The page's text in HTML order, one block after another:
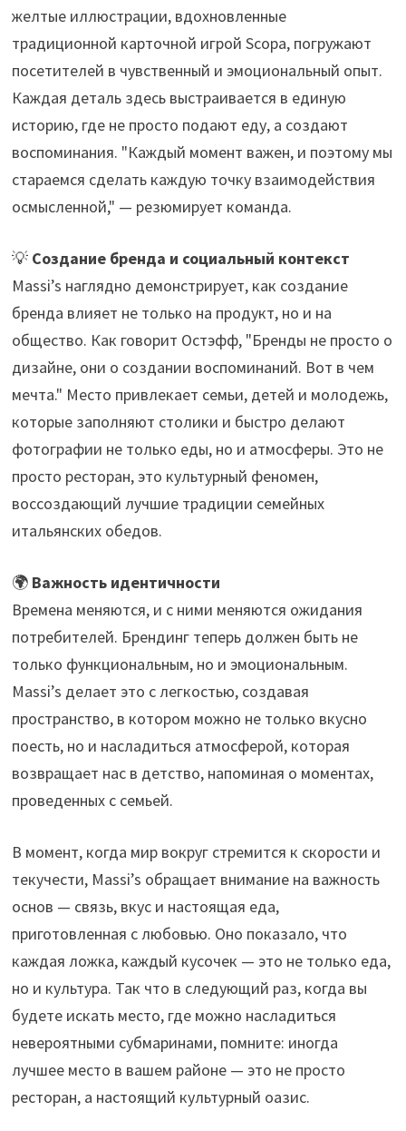
желтые иллюстрации, вдохновленные
традиционной карточной игрой Scopa, погружают
посетителей в чувственный и эмоциональный опыт.
Каждая деталь здесь выстраивается в единую
историю, где не просто подают еду, а создают
воспоминания. "Каждый момент важен, и поэтому мы
стараемся сделать каждую точку взаимодействия
осмысленной," — резюмирует команда.
💡 Создание бренда и социальный контекст
Massi’s наглядно демонстрирует, как создание
бренда влияет не только на продукт, но и на
общество. Как говорит Остэфф, "Бренды не просто о
дизайне, они о создании воспоминаний. Вот в чем
мечта." Место привлекает семьи, детей и молодежь,
которые заполняют столики и быстро делают
фотографии не только еды, но и атмосферы. Это не
просто ресторан, это культурный феномен,
воссоздающий лучшие традиции семейных
итальянских обедов.
🌍 Важность идентичности
Времена меняются, и с ними меняются ожидания
потребителей. Брендинг теперь должен быть не
только функциональным, но и эмоциональным.
Massi’s делает это с легкостью, создавая
пространство, в котором можно не только вкусно
поесть, но и насладиться атмосферой, которая
возвращает нас в детство, напоминая о моментах,
проведенных с семьей.
В момент, когда мир вокруг стремится к скорости и
текучести, Massi’s обращает внимание на важность
основ — связь, вкус и настоящая еда,
приготовленная с любовью. Оно показало, что
каждая ложка, каждый кусочек — это не только еда,
но и культура. Так что в следующий раз, когда вы
будете искать место, где можно насладиться
невероятными субмаринами, помните: иногда
лучшее место в вашем районе — это не просто
ресторан, а настоящий культурный оазис.